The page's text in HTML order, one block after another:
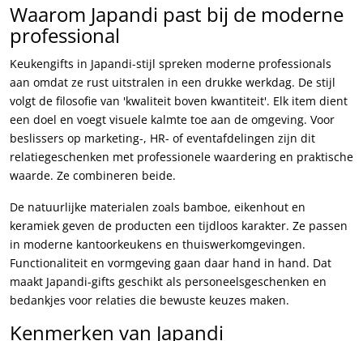
Waarom Japandi past bij de moderne
professional
Keukengifts in Japandi-stijl spreken moderne professionals
aan omdat ze rust uitstralen in een drukke werkdag. De stijl
volgt de filosofie van 'kwaliteit boven kwantiteit'. Elk item dient
een doel en voegt visuele kalmte toe aan de omgeving. Voor
beslissers op marketing-, HR- of eventafdelingen zijn dit
relatiegeschenken met professionele waardering en praktische
waarde. Ze combineren beide.
De natuurlijke materialen zoals bamboe, eikenhout en
keramiek geven de producten een tijdloos karakter. Ze passen
in moderne kantoorkeukens en thuiswerkomgevingen.
Functionaliteit en vormgeving gaan daar hand in hand. Dat
maakt Japandi-gifts geschikt als personeelsgeschenken en
bedankjes voor relaties die bewuste keuzes maken.
Kenmerken van Japandi